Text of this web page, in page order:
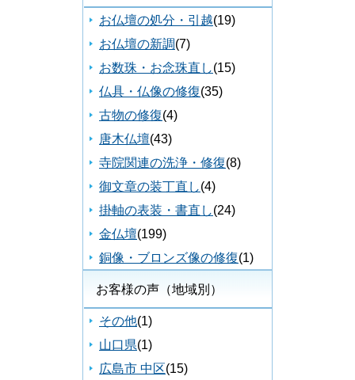
お仏壇の処分・引越(19)
お仏壇の新調(7)
お数珠・お念珠直し(15)
仏具・仏像の修復(35)
古物の修復(4)
唐木仏壇(43)
寺院関連の洗浄・修復(8)
御文章の装丁直し(4)
掛軸の表装・書直し(24)
金仏壇(199)
銅像・ブロンズ像の修復(1)
お客様の声（地域別）
その他(1)
山口県(1)
広島市 中区(15)